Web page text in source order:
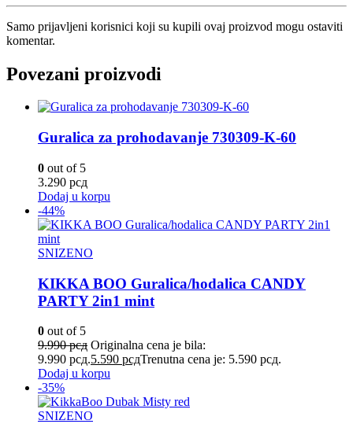
Samo prijavljeni korisnici koji su kupili ovaj proizvod mogu ostaviti
komentar.
Povezani proizvodi
Guralica za prohodavanje 730309-K-60
0 out of 5
3.290 рсд
Dodaj u korpu
-44%
SNIZENO
KIKKA BOO Guralica/hodalica CANDY
PARTY 2in1 mint
0 out of 5
9.990рсд Originalna cena je bila:
9.990 рсд.5.590 рсдTrenutna cena je: 5.590 рсд.
Dodaj u korpu
-35%
SNIZENO